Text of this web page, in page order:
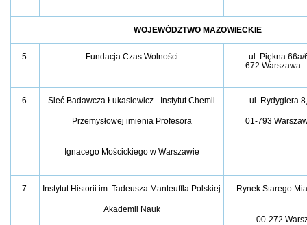
WOJEWÓDZTWO MAZOWIECKIE
5. Fundacja Czas Wolności
ul. Piękna 66a/
672 Warszawa
6. Sieć Badawcza Łukasiewicz - Instytut Chemii
Przemysłowej imienia Profesora
Ignacego Mościckiego w Warszawie
ul. Rydygiera
01-793
7. Instytut Historii im. Tadeusza Manteuffla Polskiej
Akademii Nauk
Rynek Starego
00-272